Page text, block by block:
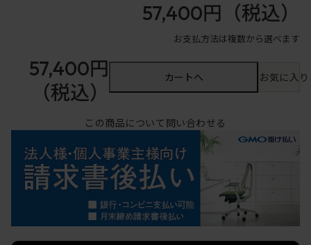
57,400円 （税込）
お支払方法は複数から選べます
57,400円
（税込）
カートへ お気に入
この商品について問い合わせる